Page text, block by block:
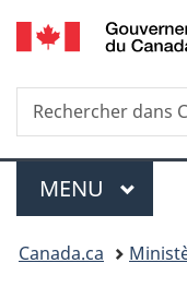
Rechercher
dans
Menu
MENU
Vous
Canada.ca